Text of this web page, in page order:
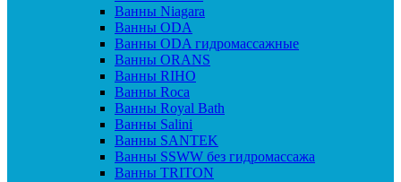
Ванны Niagara
Ванны ODA
Ванны ODA гидромассажные
Ванны ORANS
Ванны RIHO
Ванны Roca
Ванны Royal Bath
Ванны Salini
Ванны SANTEK
Ванны SSWW без гидромассажа
Ванны TRITON